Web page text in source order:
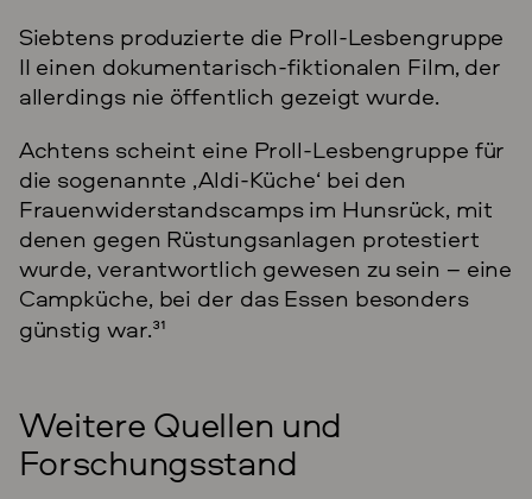
Siebtens produzierte die Proll-Lesbengruppe
II einen dokumentarisch-fiktionalen Film, der
allerdings nie öffentlich gezeigt wurde.
Achtens scheint eine Proll-Lesbengruppe für
die sogenannte ‚Aldi-Küche‘ bei den
Frauenwiderstandscamps im Hunsrück, mit
denen gegen Rüstungsanlagen protestiert
wurde, verantwortlich gewesen zu sein – eine
Campküche, bei der das Essen besonders
günstig war.31
Weitere Quellen und
Forschungsstand